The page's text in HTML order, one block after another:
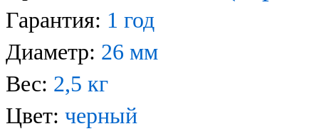
Гарантия: 1 год
Диаметр: 26 мм
Вес: 2,5 кг
Цвет: черный